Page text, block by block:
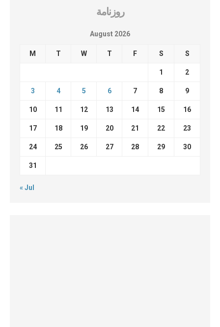
روزنامة
August 2026
M T W T F S S
1 2
3 4 5 6 7 8 9
10 11 12 13 14 15 16
17 18 19 20 21 22 23
24 25 26 27 28 29 30
31
« Jul